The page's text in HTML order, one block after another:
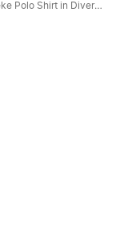
Klassieke Polo Shirt in Diverse Kleuren